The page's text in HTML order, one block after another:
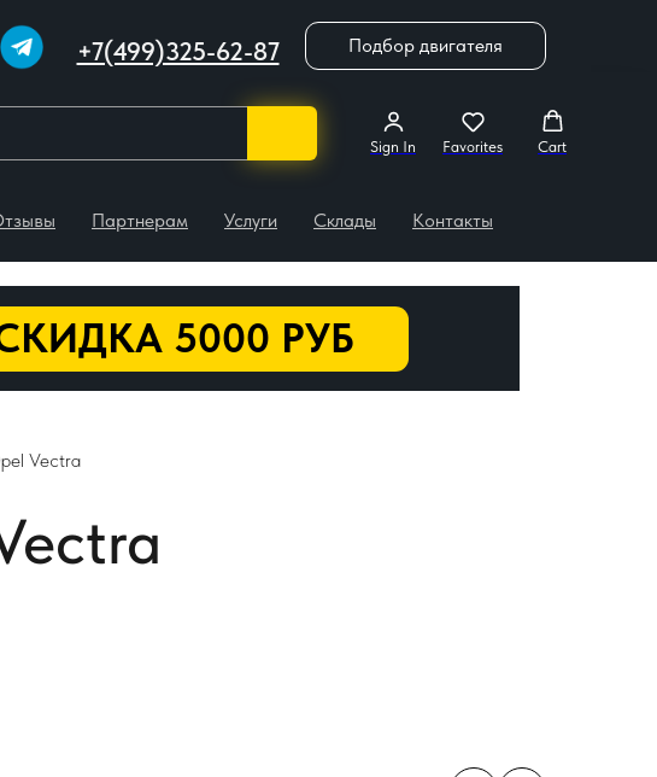
+7(499)325-62-87 Подбор двигателя
Sign In Favorites Cart
Партнерам Услуги Склады Контакты
5000 РУБ
Vectra